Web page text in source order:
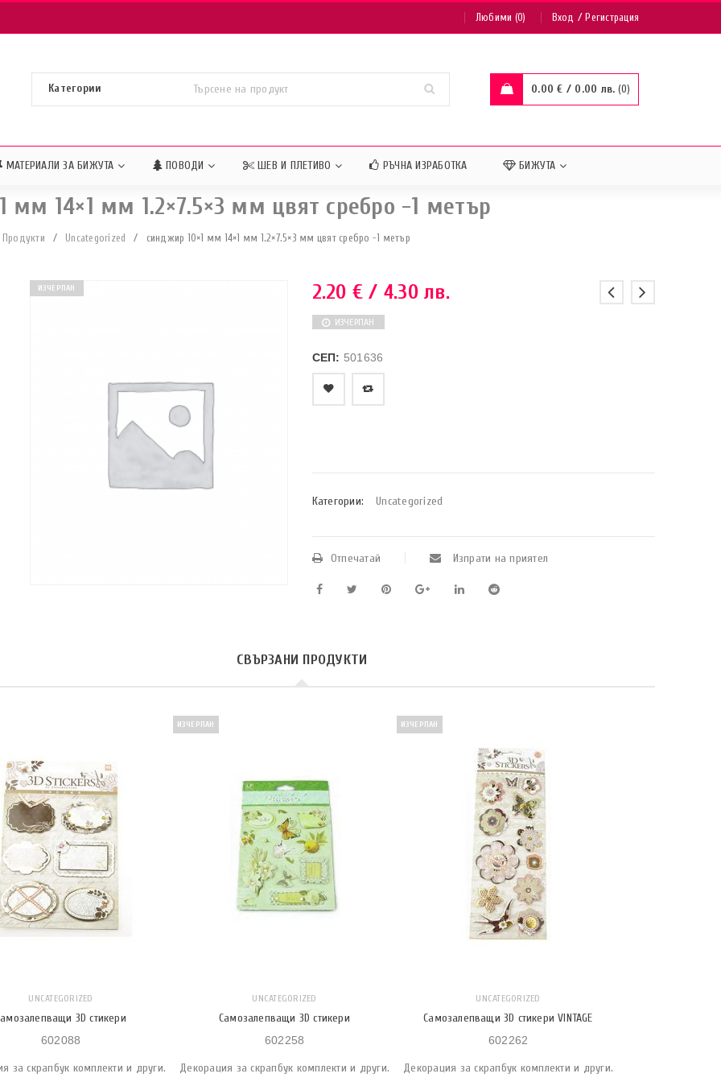
Любими (0) Вход /Регистрация
0.00€ / 0.00 лв. 0
МАТЕРИАЛИ ЗА БИЖУТА ПОВОДИ ШЕВ И ПЛЕТИВО РЪЧНА ИЗРАБОТКА БИЖУТА
мм 14×1 мм 1.2×7.5×3 мм цвят сребро -1 метър
Продукти / Uncategorized / синджир 10×1 мм 14×1 мм 1.2×7.5×3 мм цвят сребро -1 метър
ИЗЧЕРПАН 2.20 € / 4.30 лв.
ИЗЧЕРПАН
СЕП: 501636
Категории: Uncategorized
Отпечатай Изпрати на приятел
СВЪРЗАНИ ПРОДУКТИ
UNCATEGORIZED
3D стикери
602088
за скрапбук комплекти и други.
ИЗЧЕРПАН
UNCATEGORIZED
Самозалепващи 3D стикери
602258
Декорация за скрапбук комплекти и други.
ИЗЧЕРПАН
UNCATEGORIZED
Самозалепващи 3D стикери VINTAGE
602262
Декорация за скрапбук комплекти и други.